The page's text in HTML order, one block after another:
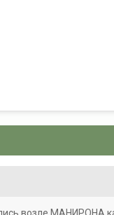
возле МАНИРОНА